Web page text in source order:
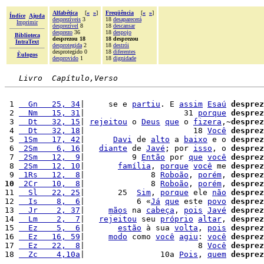
Índice
Ajuda
Imprimir
Biblioteca
IntraText
Èulogos
Alfabética [« »]
desprezíveis 3
desprezível 8
desprezo 36
desprezou 18
desprotegida 2
desprotegido 0
desprovido 1
Freqüência [« »]
18 desaparecerá
18 descansar
18 despojo
18 desprezou
18 destrói
18 diferentes
18 dignidade
Livro  Capítulo,Verso
1
  Gn   25, 34
|     se e partiu . E assim Esaú
2
  Nm   15, 31
|                     31 porque
3
  Dt   32, 15
rejeitou o Deus que o fizera ,~
4
  Dt   32, 18
|                       18 Você
5
1Sm   17, 42 Davi de alto a baixo e o
6
2Sm    6, 16 diante de Javé ; por isso , o
7
2Sm   12,  9 |          9 Então por que você
8
2Sm   12, 10 família , porque você me
9
1Rs   12,  8 |              8 Roboão , porém ,
10
2Cr   10,  8 |              8 Roboão , porém ,
11
  Sl   22, 25
|       25 Sim , porque ele não
12
  Is    8,  6
|           6 «Já que este povo
13
  Jr    2, 37
mãos na cabeça , pois Javé
14
  Lm    2,  7
rejeitou seu próprio altar ,
15
  Ez    5,  6
estão à sua volta , pois
16
  Ez   16, 59
modo como você agiu : você
17
  Ez   22,  8
|                        8 Você
18
  Zc    4,10a
|                10a Pois , quem